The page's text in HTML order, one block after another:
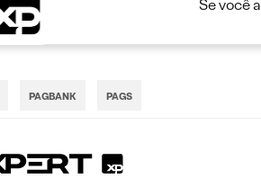
Se você
PAGBANK PAGS